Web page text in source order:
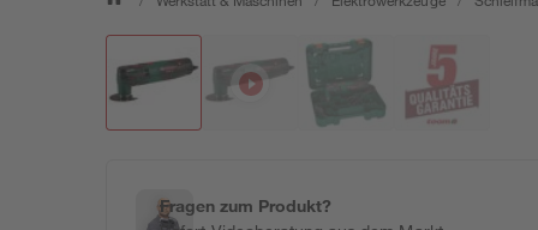
Fragen zum Produkt?